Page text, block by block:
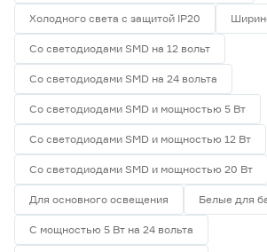
Холодного света с защитой IP20
Со светодиодами SMD на 12 вольт
Со светодиодами SMD на 24 вольта
Со светодиодами SMD и мощностью 5 Вт
Со светодиодами SMD и мощностью 12 Вт
Со светодиодами SMD и мощностью 20 Вт
Для основного освещения Белые для
С мощностью 5 Вт на 24 вольта